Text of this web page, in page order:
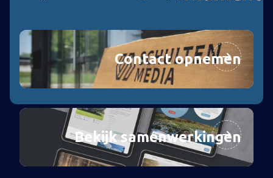
Contact opnemen
Bekijk samenwerkingen